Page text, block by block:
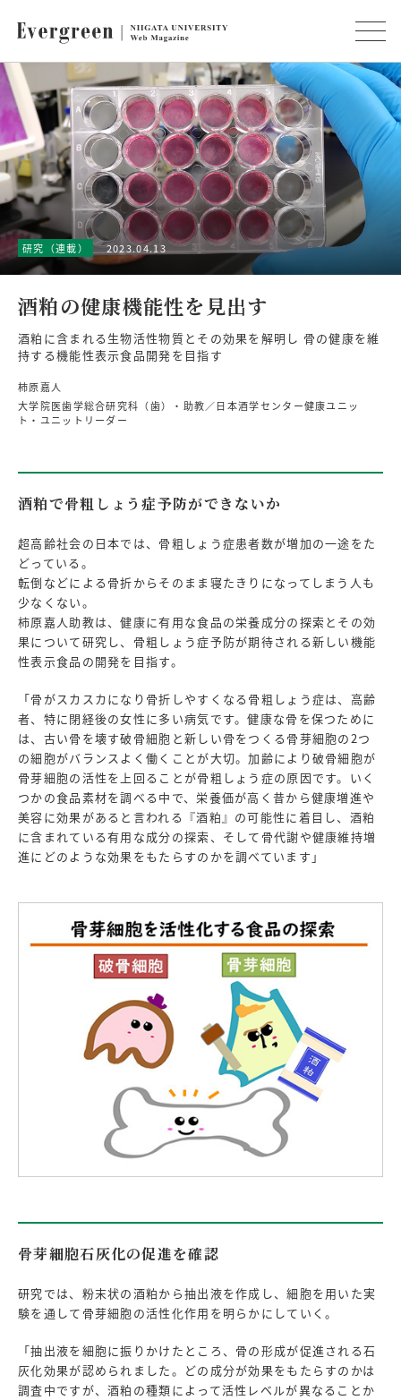
酒粕の健康機能性を見出す
酒粕に含まれる生物活性物質とその効果を解明し 骨の健康を維
持する機能性表示食品開発を目指す
研究（連載） 2023.04.13
柿原嘉人
大学院医歯学総合研究科（歯）・助教／日本酒学センター健康ユニッ
ト・ユニットリーダー
酒粕で骨粗しょう症予防ができないか
超高齢社会の日本では、骨粗しょう症患者数が増加の一途をた
どっている。
転倒などによる骨折からそのまま寝たきりになってしまう人も
少なくない。
柿原嘉人助教は、健康に有用な食品の栄養成分の探索とその効
果について研究し、骨粗しょう症予防が期待される新しい機能
性表示食品の開発を目指す。
「骨がスカスカになり骨折しやすくなる骨粗しょう症は、高齢
者、特に閉経後の女性に多い病気です。健康な骨を保つために
は、古い骨を壊す破骨細胞と新しい骨をつくる骨芽細胞の2つ
の細胞がバランスよく働くことが大切。加齢により破骨細胞が
骨芽細胞の活性を上回ることが骨粗しょう症の原因です。いく
つかの食品素材を調べる中で、栄養価が高く昔から健康増進や
美容に効果があると言われる『酒粕』の可能性に着目し、酒粕
に含まれている有用な成分の探索、そして骨代謝や健康維持増
進にどのような効果をもたらすのかを調べています」
骨芽細胞石灰化の促進を確認
研究では、粉末状の酒粕から抽出液を作成し、細胞を用いた実
験を通して骨芽細胞の活性化作用を明らかにしていく。
「抽出液を細胞に振りかけたところ、骨の形成が促進される石
灰化効果が認められました。どの成分が効果をもたらすのかは
調査中ですが、酒粕の種類によって活性レベルが異なることか